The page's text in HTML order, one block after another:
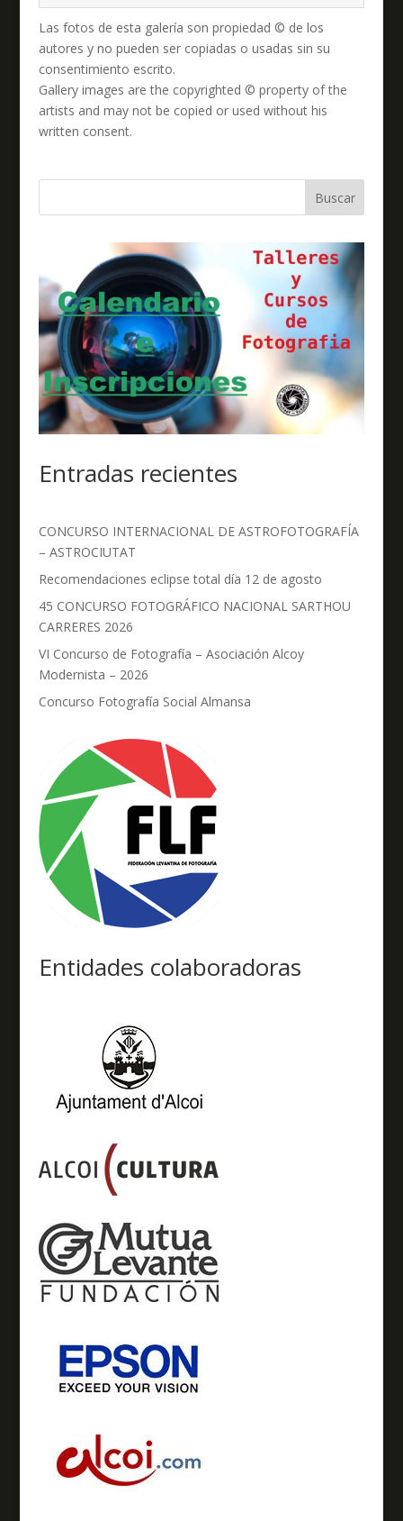
Las fotos de esta galería son propiedad © de los
autores y no pueden ser copiadas o usadas sin su
consentimiento escrito.
Gallery images are the copyrighted © property of the
artists and may not be copied or used without his
written consent.
Buscar
Entradas recientes
CONCURSO INTERNACIONAL DE ASTROFOTOGRAFÍA
– ASTROCIUTAT
Recomendaciones eclipse total día 12 de agosto
45 CONCURSO FOTOGRÁFICO NACIONAL SARTHOU
CARRERES 2026
VI Concurso de Fotografía – Asociación Alcoy
Modernista – 2026
Concurso Fotografía Social Almansa
Entidades colaboradoras